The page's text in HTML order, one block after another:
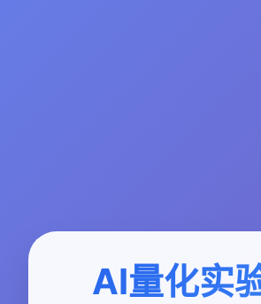
AI量化实